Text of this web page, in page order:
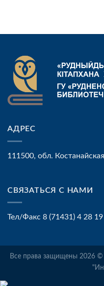
АДРЕС
111500, обл.
СВЯЗАТЬСЯ С НАМИ
Тел/Факс 8 (71431) 4 28 19
Все права защищены 2026